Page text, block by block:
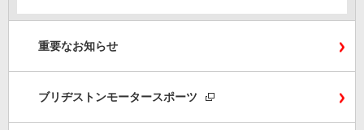
重要なお知らせ
ブリヂストンモータースポーツ